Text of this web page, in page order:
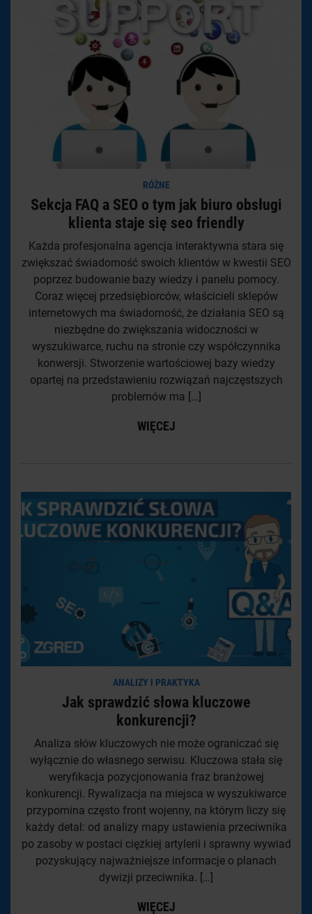
RÓŻNE
Sekcja FAQ a SEO o tym jak biuro obsługi
klienta staje się seo friendly
Każda profesjonalna agencja interaktywna stara się
zwiększać świadomość swoich klientów w kwestii SEO
poprzez budowanie bazy wiedzy i panelu pomocy.
Coraz więcej przedsiębiorców, właścicieli sklepów
internetowych ma świadomość, że działania SEO są
niezbędne do zwiększania widoczności w
wyszukiwarce, ruchu na stronie czy współczynnika
konwersji. Stworzenie wartościowej bazy wiedzy
opartej na przedstawieniu rozwiązań najczęstszych
problemów ma […]
WIĘCEJ
ANALIZY I PRAKTYKA
Jak sprawdzić słowa kluczowe
konkurencji?
Analiza słów kluczowych nie może ograniczać się
wyłącznie do własnego serwisu. Kluczowa stała się
weryfikacja pozycjonowania fraz branżowej
konkurencji. Rywalizacja na miejsca w wyszukiwarce
przypomina często front wojenny, na którym liczy się
każdy detal: od analizy mapy ustawienia przeciwnika
po zasoby w postaci ciężkiej artylerii i sprawny wywiad
pozyskujący najważniejsze informacje o planach
dywizji przeciwnika. […]
WIĘCEJ